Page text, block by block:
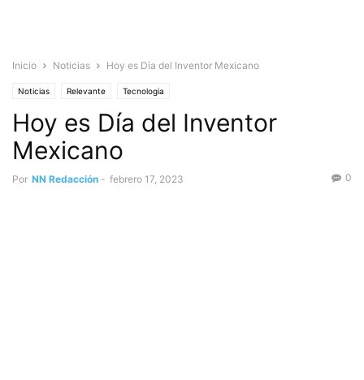
Inicio Noticias Hoy es Día del Inventor Mexicano
Noticias Relevante Tecnologia
Hoy es Día del Inventor
Mexicano
Por NN Redacción - febrero 17, 2023 0